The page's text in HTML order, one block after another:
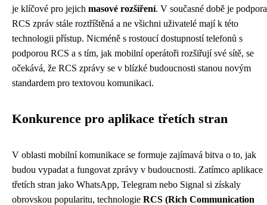
je klíčové pro jejich masové rozšíření. V současné době je podpora
RCS zpráv stále roztříštěná a ne všichni uživatelé mají k této
technologii přístup. Nicméně s rostoucí dostupností telefonů s
podporou RCS a s tím, jak mobilní operátoři rozšiřují své sítě, se
očekává, že RCS zprávy se v blízké budoucnosti stanou novým
standardem pro textovou komunikaci.
Konkurence pro aplikace třetích stran
V oblasti mobilní komunikace se formuje zajímavá bitva o to, jak
budou vypadat a fungovat zprávy v budoucnosti. Zatímco aplikace
třetích stran jako WhatsApp, Telegram nebo Signal si získaly
obrovskou popularitu, technologie RCS (Rich Communication